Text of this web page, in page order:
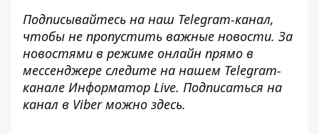
Подписывайтесь на наш Telegram-канал,
чтобы не пропустить важные новости. За
новостями в режиме онлайн прямо в
мессенджере следите на нашем Telegram-
канале Информатор Live. Подписаться на
канал в Viber можно здесь.